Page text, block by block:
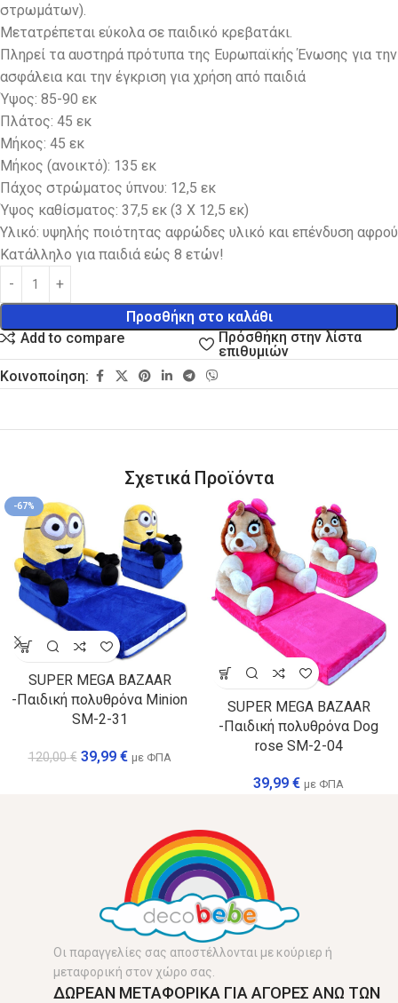
στρωμάτων).
Μετατρέπεται εύκολα σε παιδικό κρεβατάκι.
Πληρεί τα αυστηρά πρότυπα της Ευρωπαϊκής Ένωσης για την
ασφάλεια και την έγκριση για χρήση από παιδιά
Ύψος: 85-90 εκ
Πλάτος: 45 εκ
Μήκος: 45 εκ
Μήκος (ανοικτό): 135 εκ
Πάχος στρώματος ύπνου: 12,5 εκ
Ύψος καθίσματος: 37,5 εκ (3 Χ 12,5 εκ)
Υλικό: υψηλής ποιότητας αφρώδες υλικό και επένδυση αφρού
Kατάλληλο για παιδιά εώς 8 ετών!
Προσθήκη στο καλάθι
Add to compare
Πρόσθήκη στην λίστα
επιθυμιών
Κοινοποίηση:
Σχετικά Προϊόντα
-67%
SUPER MEGA BAZAAR
-Παιδική πολυθρόνα Minion
SM-2-31
120,00€ 39,99 € με ΦΠΑ
SUPER MEGA BAZAAR
-Παιδική πολυθρόνα Dog
rose SM-2-04
39,99 € με ΦΠΑ
Οι παραγγελίες σας αποστέλλονται με κούριερ ή
μεταφορική στον χώρο σας.
ΔΩΡΕΑΝ ΜΕΤΑΦΟΡΙΚΑ ΓΙΑ ΑΓΟΡΕΣ ΑΝΩ ΤΩΝ